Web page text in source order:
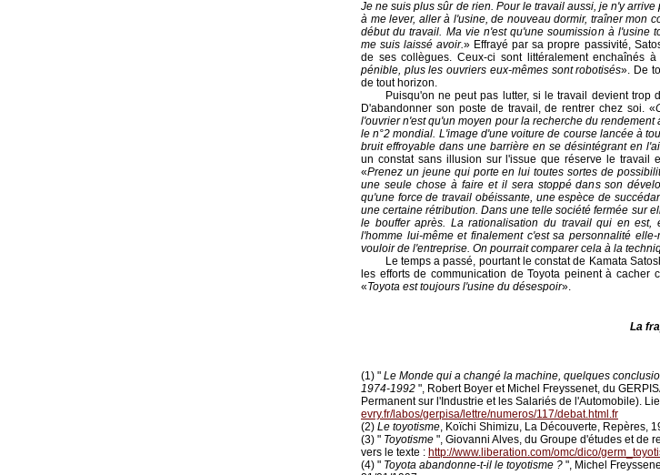
Je ne suis plus sûr de rien. Pour le travail aussi, je n'y
à me lever, aller à l'usine, de nouveau dormir, traîner mon
début du travail. Ma vie n'est qu'une soumission à l'usine
me suis laissé avoir.» Effrayé par sa propre passivité,
de ses collègues. Ceux-ci sont littéralement enchaînés
pénible, plus les ouvriers eux-mêmes sont robotisés». De
de tout horizon.
Puisqu'on ne peut pas lutter, si le travail devient trop
D'abandonner son poste de travail, de rentrer chez soi. «
l'ouvrier n'est qu'un moyen pour la recherche du
le n°2 mondial. L'image d'une voiture de course lancée à
bruit effroyable dans une barrière en se désintégrant en
un constat sans illusion sur l'issue que réserve le travail
«Prenez un jeune qui porte en lui toutes sortes de
une seule chose à faire et il sera stoppé dans son
qu'une force de travail obéissante, une espèce de
une certaine rétribution. Dans une telle société fermée sur
le bouffer après. La rationalisation du travail qui en est,
l'homme lui-même et finalement c'est sa personnalité
vouloir de l'entreprise. On pourrait comparer cela à la
Le temps a passé, pourtant le constat de Kamata
les efforts de communication de Toyota peinent à cacher
«Toyota est toujours l'usine du désespoir».
La
(1) " Le Monde qui a changé la machine, quelques
1974-1992 ", Robert Boyer et Michel Freyssenet, du
Permanent sur l'Industrie et les Salariés de l'Automobile).
evry.fr/labos/gerpisa/lettre/numeros/117/debat.html.fr
(2) Le toyotisme, Koïchi Shimizu, La Découverte, Repères,
(3) " Toyotisme ", Giovanni Alves, du Groupe d'études et de
vers le texte : http://www.liberation.com/omc/dico/
(4) " Toyota abandonne-t-il le toyotisme ? ", Michel